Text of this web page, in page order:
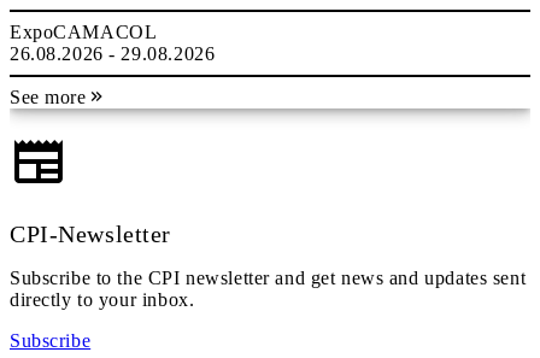
ExpoCAMACOL
26.08.2026 - 29.08.2026
See more
CPI-Newsletter
Subscribe to the CPI newsletter and get news and updates sent
directly to your inbox.
Subscribe